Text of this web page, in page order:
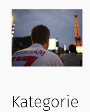
Kategorie